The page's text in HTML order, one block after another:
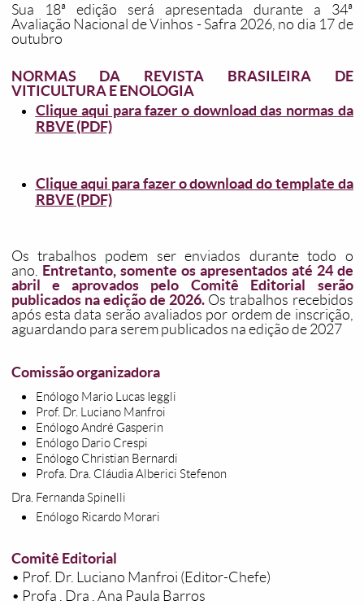
Sua 18ª edição será apresentada durante a 34ª
Avaliação Nacional de Vinhos - Safra 2026, no dia 17 de
outubro
NORMAS DA REVISTA BRASILEIRA DE
VITICULTURA E ENOLOGIA
Clique aqui para fazer o download das normas da
RBVE (PDF)
Clique aqui para fazer o download do template da
RBVE (PDF)
Os trabalhos podem ser enviados durante todo o
ano. Entretanto, somente os apresentados até 24 de
abril e aprovados pelo Comitê Editorial serão
publicados na edição de 2026. Os trabalhos recebidos
após esta data serão avaliados por ordem de inscrição,
aguardando para serem publicados na edição de 2027
Comissão organizadora
Enólogo Mario Lucas Ieggli
Prof. Dr. Luciano Manfroi
Enólogo André Gasperin
Enólogo Dario Crespi
Enólogo Christian Bernardi
Profa. Dra. Cláudia Alberici Stefenon
Dra. Fernanda Spinelli
Enólogo Ricardo Morari
Comitê Editorial
• Prof. Dr. Luciano Manfroi (Editor-Chefe)
• Profa . Dra . Ana Paula Barros